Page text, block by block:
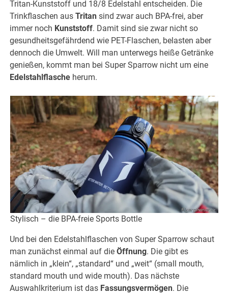
Tritan-Kunststoff und 18/8 Edelstahl entscheiden. Die
Trinkflaschen ausTritan sind zwar auch BPA-frei, aber
immer noch Kunststoff. Damit sind sie zwar nicht so
gesundheitsgefährdend wie PET-Flaschen, belasten aber
dennoch die Umwelt. Will man unterwegs heiße Getränke
genießen, kommt man bei Super Sparrow nicht um eine
Edelstahlflasche herum.
Stylisch – die BPA-freie Sports Bottle
Und bei den Edelstahlflaschen von Super Sparrow schaut
man zunächst einmal auf dieÖffnung. Die gibt es
nämlich in „klein“, „standard“ und „weit“ (small mouth,
standard mouth und wide mouth). Das nächste
Auswahlkriterium ist das Fassungsvermögen. Die